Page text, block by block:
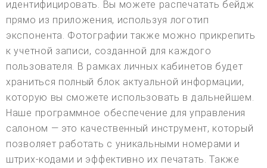
идентифицировать. Вы можете распечатать бейдж
прямо из приложения, используя логотип
экспонента. Фотографии также можно прикрепить
к учетной записи, созданной для каждого
пользователя. В рамках личных кабинетов будет
храниться полный блок актуальной информации,
которую вы сможете использовать в дальнейшем.
Наше программное обеспечение для управления
салоном — это качественный инструмент, который
позволяет работать с уникальными номерами и
штрих-кодами и эффективно их печатать. Также